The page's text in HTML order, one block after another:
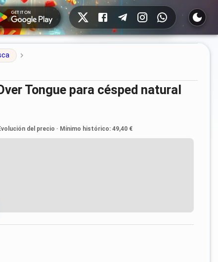
Redes sociales
del precio · Mínimo histórico:49,40 €